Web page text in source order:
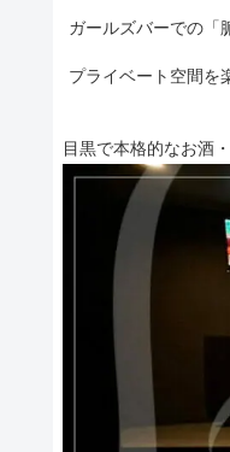
ガールズバーでの「
プライベート空間を
目黒で本格的なお酒